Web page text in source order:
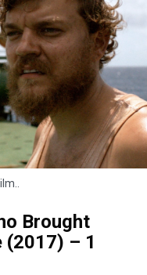
Brought
(2017) – 1